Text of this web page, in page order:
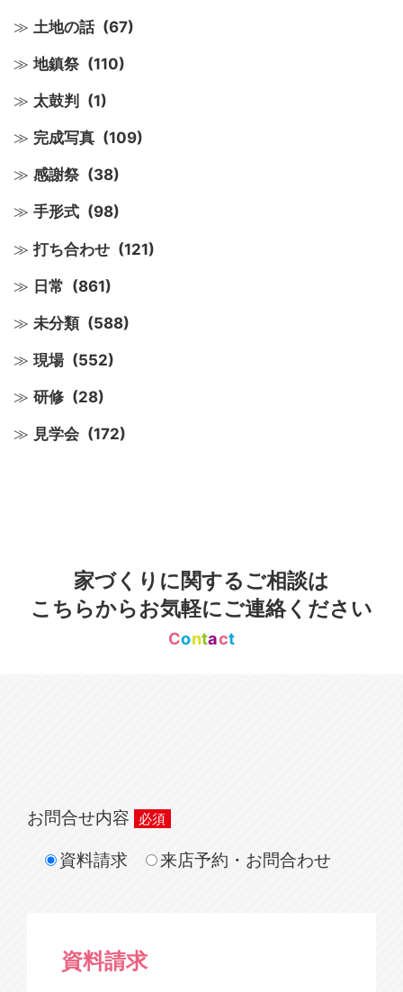
土地の話 (67)
地鎮祭 (110)
太鼓判 (1)
完成写真 (109)
感謝祭 (38)
手形式 (98)
打ち合わせ (121)
日常 (861)
未分類 (588)
現場 (552)
研修 (28)
見学会 (172)
家づくりに関するご相談は
こちらからお気軽にご連絡ください
Contact
お問合せ内容
資料請求
来店予約・お問合わせ
資料請求